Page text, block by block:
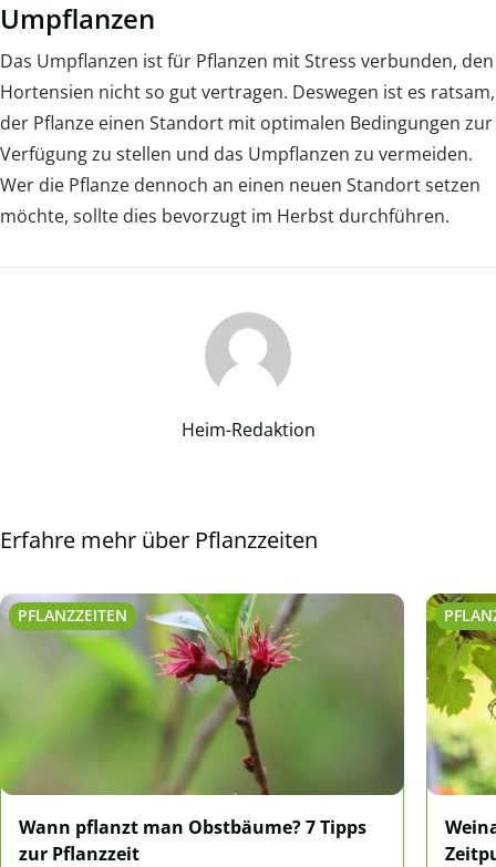
Umpflanzen
Das Umpflanzen ist für Pflanzen mit Stress verbunden, den
Hortensien nicht so gut vertragen. Deswegen ist es ratsam,
der Pflanze einen Standort mit optimalen Bedingungen zur
Verfügung zu stellen und das Umpflanzen zu vermeiden.
Wer die Pflanze dennoch an einen neuen Standort setzen
möchte, sollte dies bevorzugt im Herbst durchführen.
Heim-Redaktion
Erfahre mehr über Pflanzzeiten
PFLANZZEITEN
Wann pflanzt man Obstbäume? 7 Tipps
zur Pflanzzeit